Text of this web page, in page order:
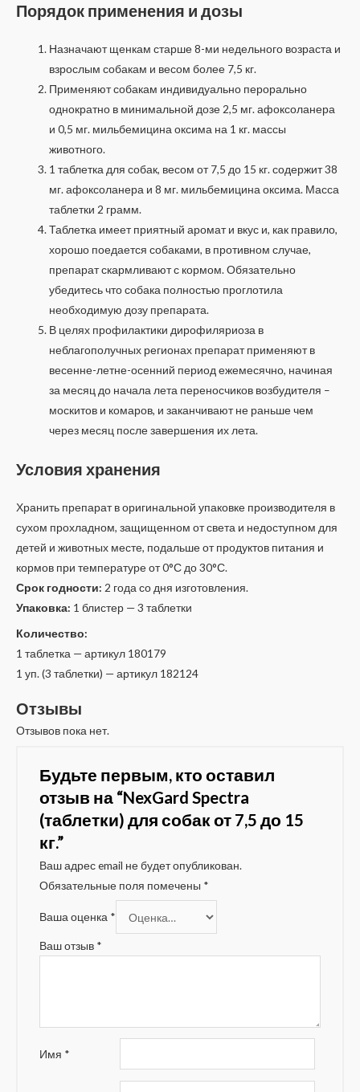
Порядок применения и дозы
Назначают щенкам старше 8-ми недельного возраста и
взрослым собакам и весом более 7,5 кг.
Применяют собакам индивидуально перорально
однократно в минимальной дозе 2,5 мг. афоксоланера
и 0,5 мг. мильбемицина оксима на 1 кг. массы
животного.
1 таблетка для собак, весом от 7,5 до 15 кг. содержит 38
мг. афоксоланера и 8 мг. мильбемицина оксима. Масса
таблетки 2 грамм.
Таблетка имеет приятный аромат и вкус и, как правило,
хорошо поедается собаками, в противном случае,
препарат скармливают с кормом. Обязательно
убедитесь что собака полностью проглотила
необходимую дозу препарата.
В целях профилактики дирофиляриоза в
неблагополучных регионах препарат применяют в
весенне-летне-осенний период ежемесячно, начиная
за месяц до начала лета переносчиков возбудителя –
москитов и комаров, и заканчивают не раньше чем
через месяц после завершения их лета.
Условия хранения
Хранить препарат в оригинальной упаковке производителя в
сухом прохладном, защищенном от света и недоступном для
детей и животных месте, подальше от продуктов питания и
кормов при температуре от 0°С до 30°С.
Срок годности: 2 года со дня изготовления.
Упаковка: 1 блистер — 3 таблетки
Количество:
1 таблетка — артикул 180179
1 уп. (3 таблетки) — артикул 182124
Отзывы
Отзывов пока нет.
Будьте первым, кто оставил
отзыв на “NexGard Spectra
(таблетки) для собак от 7,5 до 15
кг.”
Ваш адрес email не будет опубликован.
Обязательные поля помечены *
Ваша оценка *
Ваш отзыв *
Имя *